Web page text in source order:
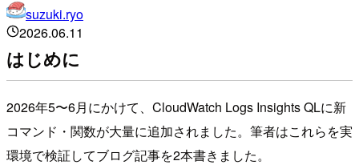
suzuki.ryo
2026.06.11
はじめに
2026年5〜6月にかけて、CloudWatch Logs Insights QLに新
コマンド・関数が大量に追加されました。筆者はこれらを実
環境で検証してブログ記事を2本書きました。